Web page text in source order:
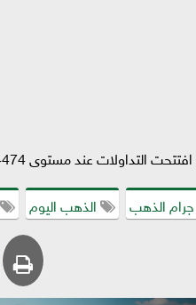
الذهب الذهب اليوم